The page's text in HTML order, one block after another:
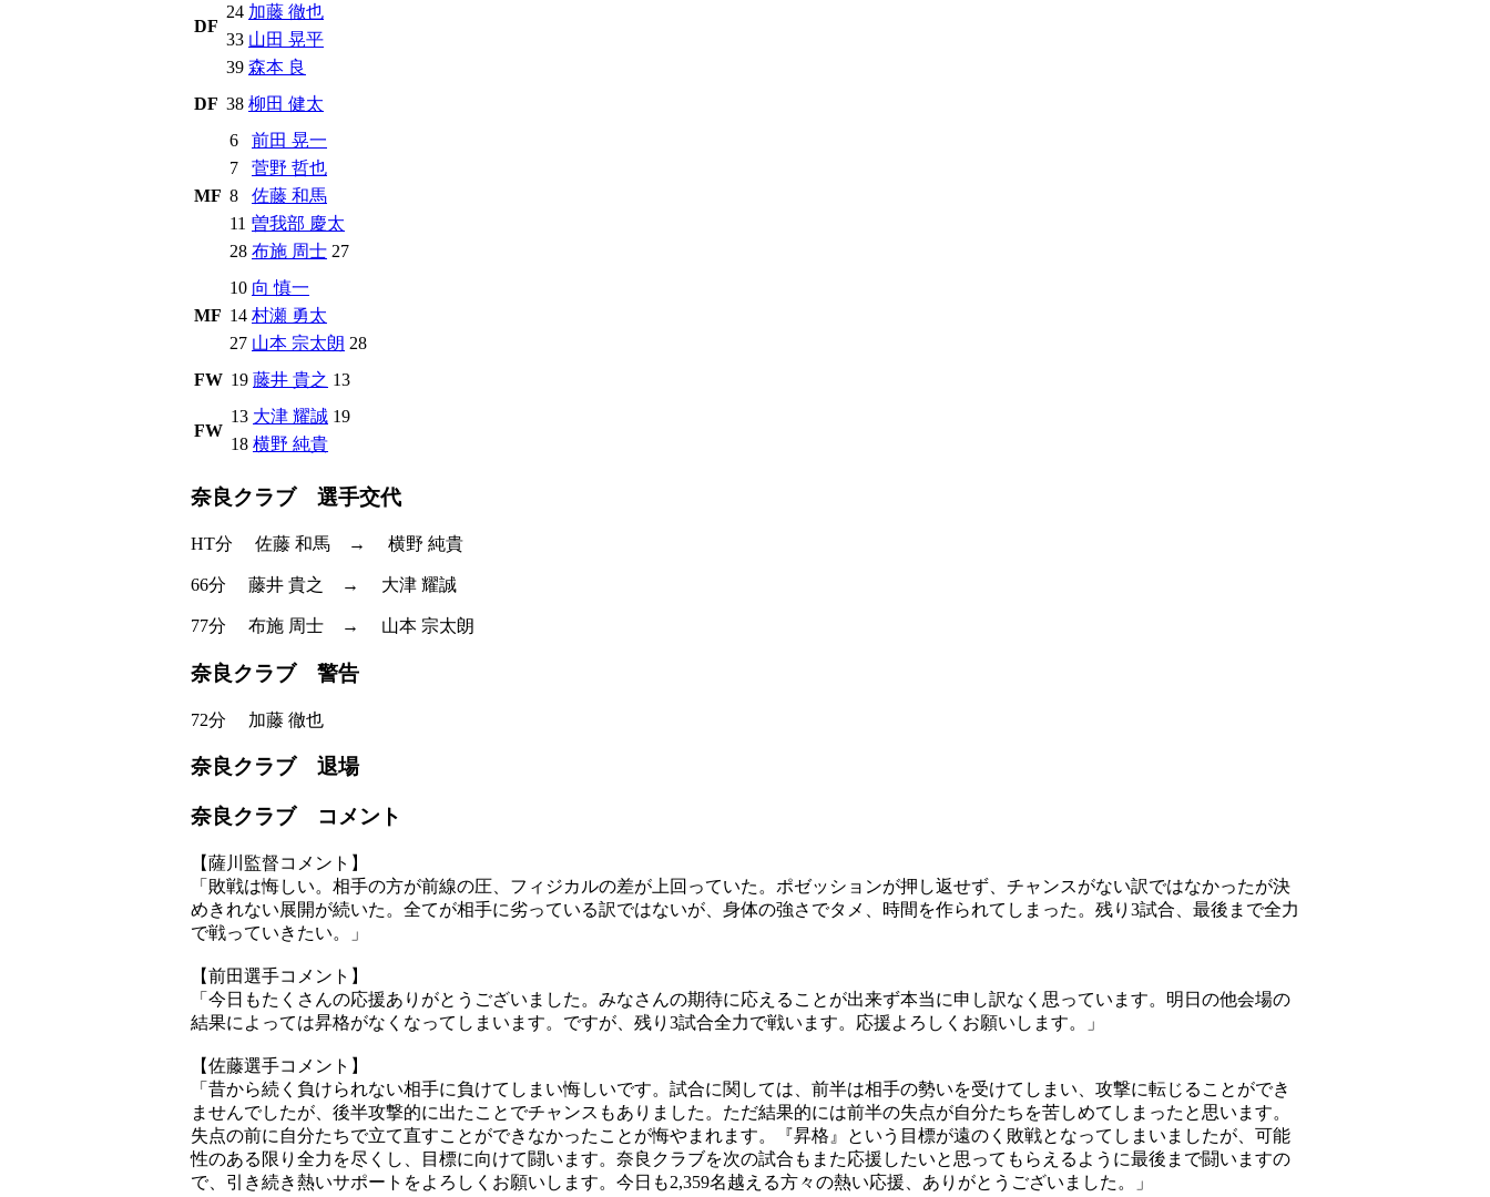
DF
24 加藤 徹也
33 山田 晃平
39 森本 良
DF 38 柳田 健太
MF
6
前田 晃一
7
菅野 哲也
8
佐藤 和馬
11 曽我部 慶太
28 布施 周士 27
MF
10 向 慎一
14 村瀬 勇太
27 山本 宗太朗 28
FW 19 藤井 貴之 13
FW
13 大津 耀誠 19
18 横野 純貴
奈良クラブ 選手交代
HT分 佐藤 和馬 → 横野 純貴
66分 藤井 貴之 → 大津 耀誠
77分 布施 周士 → 山本 宗太朗
奈良クラブ 警告
72分 加藤 徹也
奈良クラブ 退場
奈良クラブ コメント
【薩川監督コメント】
「敗戦は悔しい。相手の方が前線の圧、フィジカルの差が上回っていた。ポゼッションが押し返せず、チャンスがない訳ではなかったが決
めきれない展開が続いた。全てが相手に劣っている訳ではないが、身体の強さでタメ、時間を作られてしまった。残り3試合、最後まで全力
で戦っていきたい。」
【前田選手コメント】
「今日もたくさんの応援ありがとうございました。みなさんの期待に応えることが出来ず本当に申し訳なく思っています。明日の他会場の
結果によっては昇格がなくなってしまいます。ですが、残り3試合全力で戦います。応援よろしくお願いします。」
【佐藤選手コメント】
「昔から続く負けられない相手に負けてしまい悔しいです。試合に関しては、前半は相手の勢いを受けてしまい、攻撃に転じることができ
ませんでしたが、後半攻撃的に出たことでチャンスもありました。ただ結果的には前半の失点が自分たちを苦しめてしまったと思います。
失点の前に自分たちで立て直すことができなかったことが悔やまれます。『昇格』という目標が遠のく敗戦となってしまいましたが、可能
性のある限り全力を尽くし、目標に向けて闘います。奈良クラブを次の試合もまた応援したいと思ってもらえるように最後まで闘いますの
で、引き続き熱いサポートをよろしくお願いします。今日も2,359名越える方々の熱い応援、ありがとうございました。」